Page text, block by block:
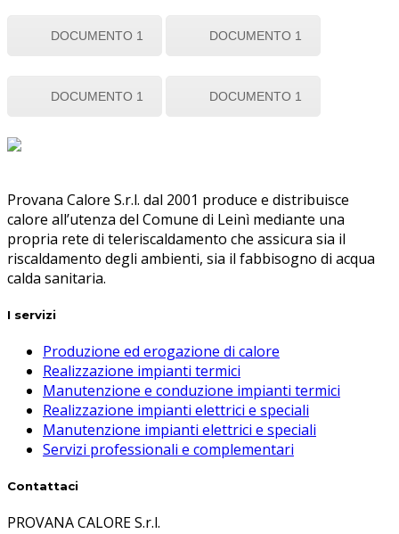
DOCUMENTO 1 DOCUMENTO 1
DOCUMENTO 1 DOCUMENTO 1
Provana Calore S.r.l. dal 2001 produce e distribuisce
calore all’utenza del Comune di Leinì mediante una
propria rete di teleriscaldamento che assicura sia il
riscaldamento degli ambienti, sia il fabbisogno di acqua
calda sanitaria.
I servizi
Produzione ed erogazione di calore
Realizzazione impianti termici
Manutenzione e conduzione impianti termici
Realizzazione impianti elettrici e speciali
Manutenzione impianti elettrici e speciali
Servizi professionali e complementari
Contattaci
PROVANA CALORE S.r.l.